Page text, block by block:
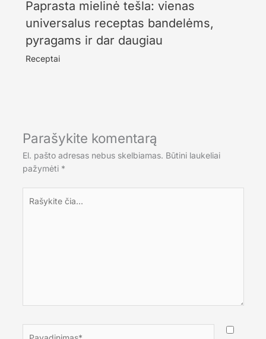
Paprasta mielinė tešla: vienas
universalus receptas bandelėms,
pyragams ir dar daugiau
Receptai
Parašykite komentarą
El. pašto adresas nebus skelbiamas. Būtini laukeliai
pažymėti *
čia...